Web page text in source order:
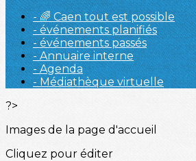
- 🌈 Caen tout est possible
- événements planifiés
- événements passés
- Annuaire interne
- Agenda
- Médiathèque virtuelle
?>
Images de la page d'accueil
Cliquez pour éditer